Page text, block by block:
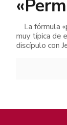
La fórmula
muy típica de
discípulo con